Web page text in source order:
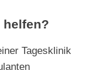
helfen?
Tagesklinik